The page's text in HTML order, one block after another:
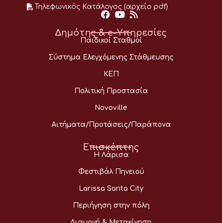
Τηλεφωνικός Κατάλογος (αρχείο pdf)
Δημότης & e-Υπηρεσίες
Παιδικοί Σταθμοί
Σύστημα Ελεγχόμενης Στάθμευσης
ΚΕΠ
Πολιτική Προστασία
Novoville
Αιτήματα/Προτάσεις/Παράπονα
Επισκέπτης
Η Λάρισα
Φεστιβάλ Πηνειού
Larissa Santa City
Περιήγηση στην πόλη